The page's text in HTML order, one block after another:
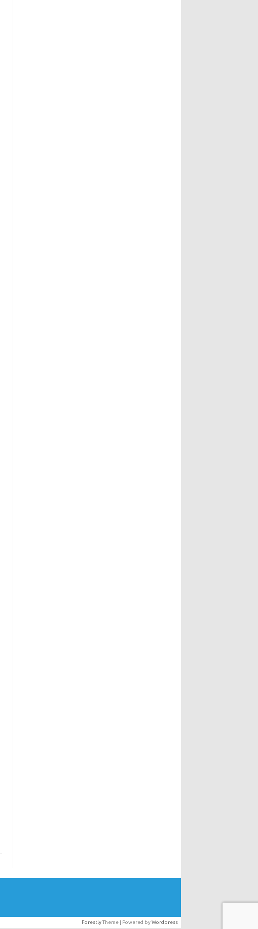
ForestlyTheme | Powered byWordpress